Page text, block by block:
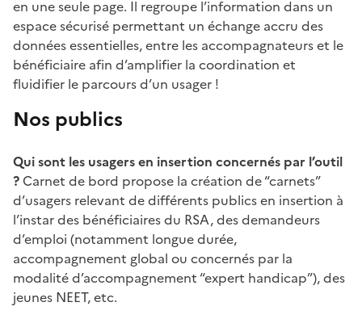
en une seule page. Il regroupe l’information dans un
espace sécurisé permettant un échange accru des
données essentielles, entre les accompagnateurs et le
bénéficiaire afin d’amplifier la coordination et
fluidifier le parcours d’un usager !
Nos publics
Qui sont les usagers en insertion concernés par l’outil
? Carnet de bord propose la création de “carnets”
d’usagers relevant de différents publics en insertion à
l’instar des bénéficiaires du RSA, des demandeurs
d’emploi (notamment longue durée,
accompagnement global ou concernés par la
modalité d’accompagnement “expert handicap”), des
jeunes NEET, etc.